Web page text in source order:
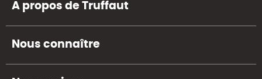
A propos de Truffaut
Nous connaître